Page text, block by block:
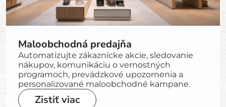
Maloobchodná predajňa
Automatizujte zákaznícke akcie, sledovanie
nákupov, komunikáciu o vernostných
programoch, prevádzkové upozornenia a
personalizované maloobchodné kampane.
Zistiť viac